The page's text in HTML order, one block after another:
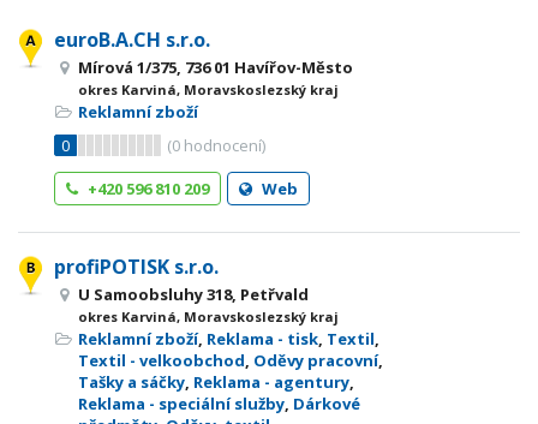
euroB.A.CH s.r.o.
Mírová 1/375, 736 01 Havířov-Město
okres Karviná, Moravskoslezský kraj
Reklamní zboží
0
(0 hodnocení)
+420 596 810 209
Web
profiPOTISK s.r.o.
U Samoobsluhy 318, Petřvald
okres Karviná, Moravskoslezský kraj
Reklamní zboží, Reklama - tisk, Textil,
Textil - velkoobchod, Oděvy pracovní,
Tašky a sáčky, Reklama - agentury,
Reklama - speciální služby, Dárkové